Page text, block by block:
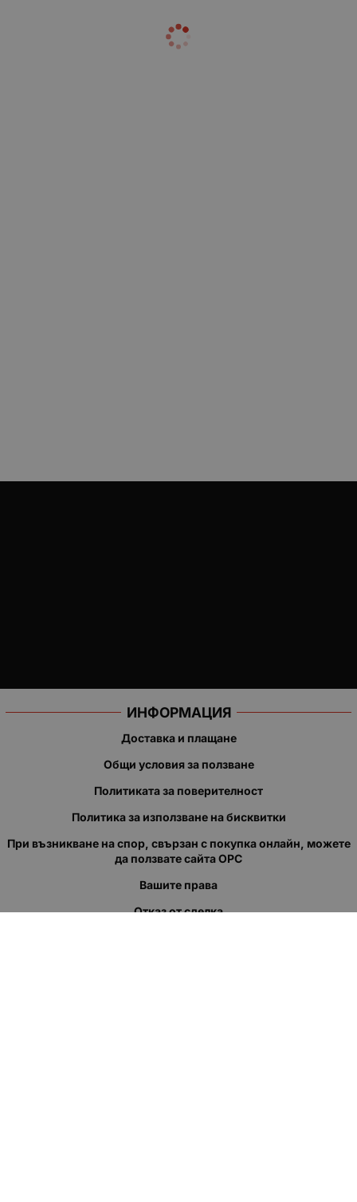
ИНФОРМАЦИЯ
Доставка и плащане
Общи условия за ползване
Политиката за поверителност
Политика за използване на бисквитки
При възникване на спор, свързан с покупка онлайн, можете
да ползвате сайта ОРС
Вашите права
Отказ от сделка